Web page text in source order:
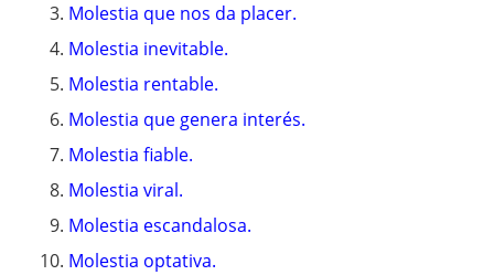
Molestia que nos da placer.
Molestia inevitable.
Molestia rentable.
Molestia que genera interés.
Molestia fiable.
Molestia viral.
Molestia escandalosa.
Molestia optativa.